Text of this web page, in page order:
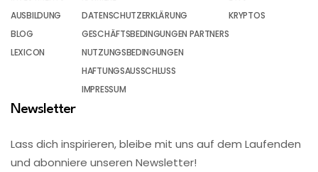
AUSBILDUNG
BLOG
LEXICON
DATENSCHUTZERKLÄRUNG
GESCHÄFTSBEDINGUNGEN PARTNERS
NUTZUNGSBEDINGUNGEN
HAFTUNGSAUSSCHLUSS
IMPRESSUM
KRYPTOS
Newsletter
Lass dich inspirieren, bleibe mit uns auf dem Laufenden
und abonniere unseren Newsletter!